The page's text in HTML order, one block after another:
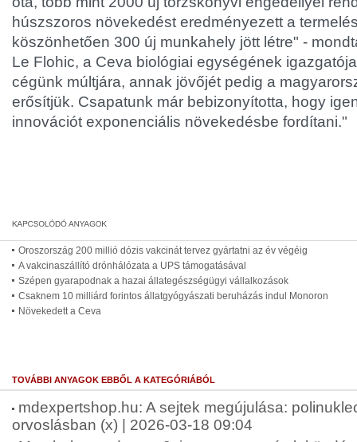
húszszoros növekedést eredményezett a
köszönhetően 300 új munkahely jött létre" -
Le Flohic, a Ceva biológiai egységének
cégünk múltjára, annak jövőjét pedig a
erősítjük. Csapatunk már bebizonyította, hogy
innovációt exponenciális növekedésbe fordítani."
Oroszország 200 millió dózis vakcinát tervez gyártatni az év végéig
A vakcinaszállító drónhálózata a UPS támogatásával
Szépen gyarapodnak a hazai állategészségügyi vállalkozások
Csaknem 10 milliárd forintos állatgyógyászati beruházás indul Monoron
Növekedett a Ceva
TOVÁBBI ANYAGOK EBBŐL A KATEGÓRIÁBÓL
mdexpertshop.hu: A sejtek megújulása:
orvoslásban (x) | 2026-03-18 09:04